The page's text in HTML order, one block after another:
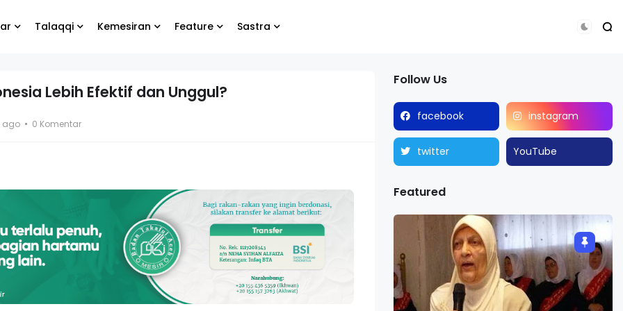
Talaqqi Kemesiran Feature Sastra
Biarlah yang lain
Lebih Efektif dan Unggul?
ago 0 Komentar
Follow Us
facebook instagram
twitter YouTube
Featured